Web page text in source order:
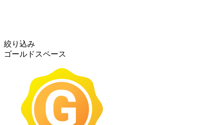
絞り込み
ゴールドスペース